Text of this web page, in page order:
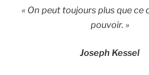
« On peut toujours plus que ce
pouvoir. »
Joseph Kessel